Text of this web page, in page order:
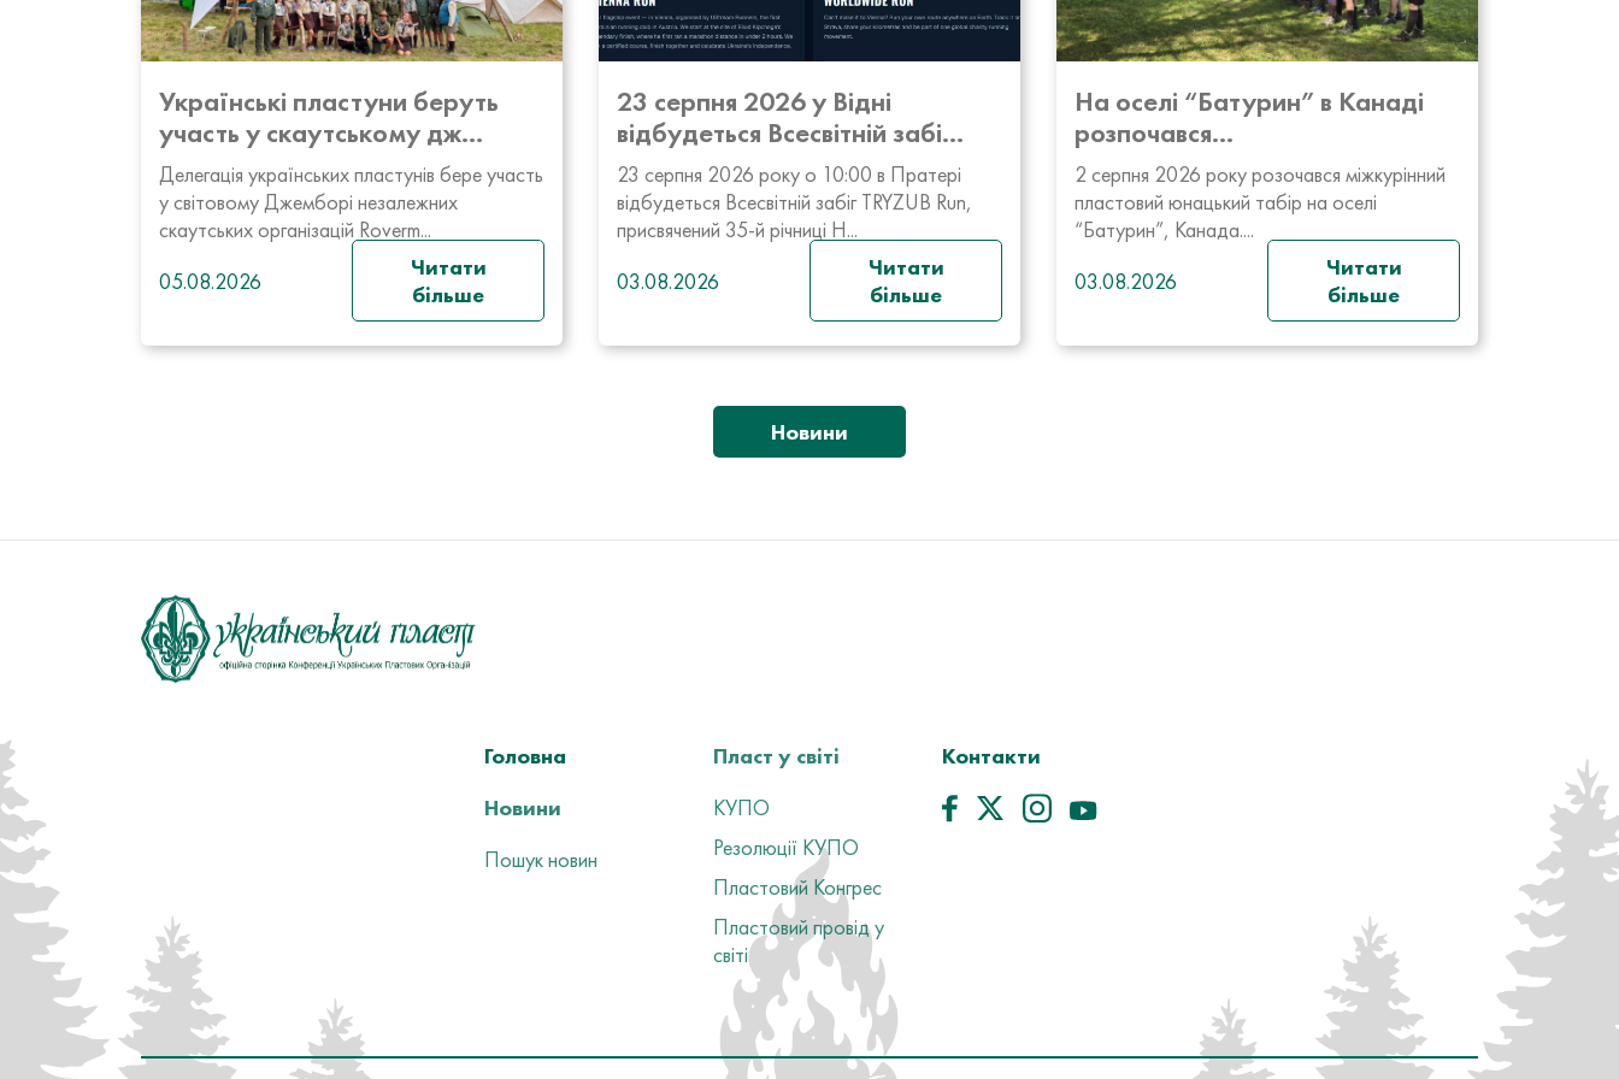
Українські пластуни беруть
участь у скаутському дж...
Делегація українських пластунів бере участь
у світовому Джемборі незалежних
скаутських організацій Roverm...
05.08.2026
Читати
більше
23 серпня 2026 у Відні
відбудеться Всесвітній забі...
23 серпня 2026 року о 10:00 в Пратері
відбудеться Всесвітній забіг TRYZUB Run,
присвячений 35-й річниці Н...
03.08.2026
Читати
більше
На оселі “Батурин” в Канаді
розпочався...
2 серпня 2026 року розочався міжкурінний
пластовий юнацький табір на оселі
“Батурин”, Канада....
03.08.2026
Читати
більше
Новини
Головна
Новини
Пошук новин
Пласт у світі
КУПО
Резолюції КУПО
Пластовий Конгрес
Пластовий провід у
світі
Контакти